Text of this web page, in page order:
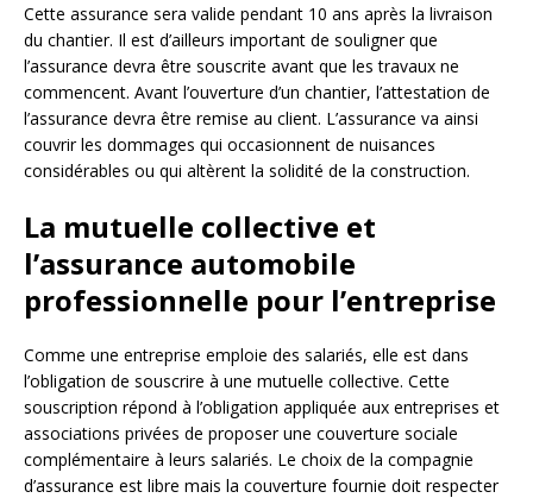
Cette assurance sera valide pendant 10 ans après la livraison
du chantier. Il est d’ailleurs important de souligner que
l’assurance devra être souscrite avant que les travaux ne
commencent. Avant l’ouverture d’un chantier, l’attestation de
l’assurance devra être remise au client. L’assurance va ainsi
couvrir les dommages qui occasionnent de nuisances
considérables ou qui altèrent la solidité de la construction.
La mutuelle collective et
l’assurance automobile
professionnelle pour l’entreprise
Comme une entreprise emploie des salariés, elle est dans
l’obligation de souscrire à une mutuelle collective. Cette
souscription répond à l’obligation appliquée aux entreprises et
associations privées de proposer une couverture sociale
complémentaire à leurs salariés. Le choix de la compagnie
d’assurance est libre mais la couverture fournie doit respecter